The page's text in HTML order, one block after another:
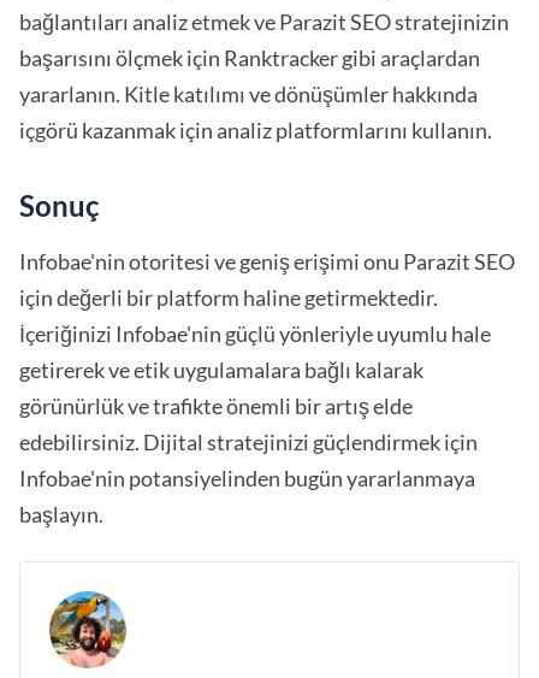
bağlantıları analiz etmek ve Parazit SEO stratejinizin
başarısını ölçmek için Ranktracker gibi araçlardan
yararlanın. Kitle katılımı ve dönüşümler hakkında
içgörü kazanmak için analiz platformlarını kullanın.
Sonuç
Infobae'nin otoritesi ve geniş erişimi onu Parazit SEO
için değerli bir platform haline getirmektedir.
İçeriğinizi Infobae'nin güçlü yönleriyle uyumlu hale
getirerek ve etik uygulamalara bağlı kalarak
görünürlük ve trafikte önemli bir artış elde
edebilirsiniz. Dijital stratejinizi güçlendirmek için
Infobae'nin potansiyelinden bugün yararlanmaya
başlayın.